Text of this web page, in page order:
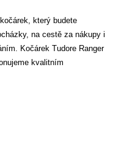
který budete
na cestě za nákupy i
Kočárek Tudore Ranger
kvalitním